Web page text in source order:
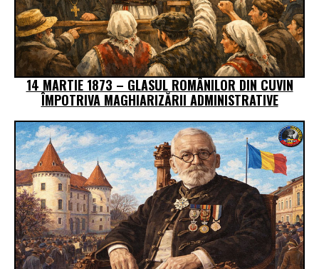
14 MARTIE 1873 – GLASUL ROMÂNILOR DIN CUVIN
ÎMPOTRIVA MAGHIARIZĂRII ADMINISTRATIVE